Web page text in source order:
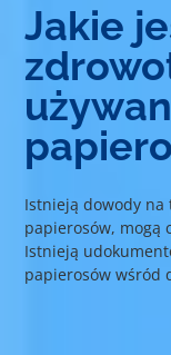
Jakie
Istnieją dowody na
papierosów, mogą
Istnieją
papierosów wśród